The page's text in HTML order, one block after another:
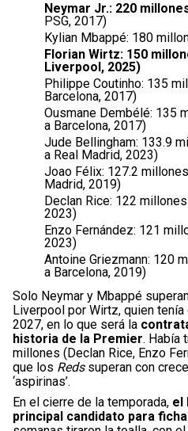
Neymar Jr.: 220
PSG, 2017)
Kylian Mbappé: 180
Florian Wirtz: 150
Liverpool, 2025)
Philippe Coutinho: 135
Barcelona, 2017)
Ousmane Dembélé: 135
a Barcelona, 2017)
Jude Bellingham: 133.9
a Real Madrid, 2023)
Joao Félix: 127.2
Madrid, 2019)
Declan Rice: 122
2023)
Enzo Fernández: 121
2023)
Antoine Griezmann: 120
a Barcelona, 2019)
Solo Neymar y Mbappé
Liverpool por Wirtz, quien
2027, en lo que será la
historia de la Premier. Había
millones (Declan Rice, Enzo
que los Redssuperan con
‘aspirinas’.
En el cierre de la temporada, el
principal candidato para